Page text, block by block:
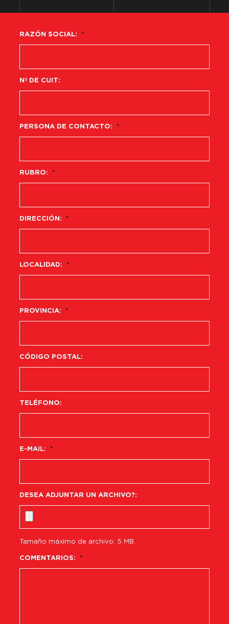
RAZÓN SOCIAL: *
Nº DE CUIT:
PERSONA DE CONTACTO: *
RUBRO: *
DIRECCIÓN: *
LOCALIDAD: *
PROVINCIA: *
CÓDIGO POSTAL:
TELÉFONO:
E-MAIL: *
DESEA ADJUNTAR UN ARCHIVO?:
Tamaño máximo de archivo: 5 MB.
COMENTARIOS: *